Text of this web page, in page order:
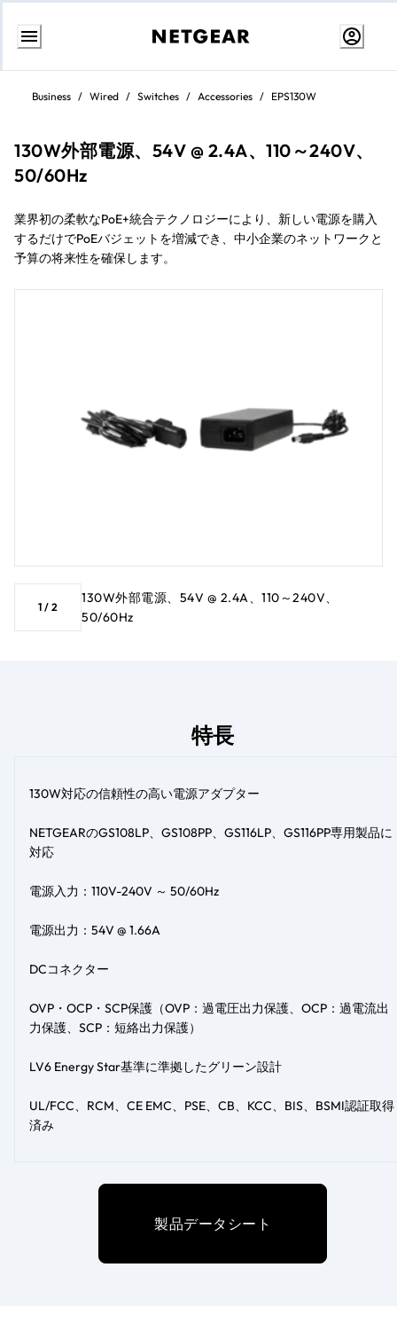
コ
Business / Wired / Switches / Accessories / EPS130W
130W外部電源、54V @ 2.4A、110～240V、
50/60Hz
業界初の柔軟なPoE+統合テクノロジーにより、新しい電源を購入
するだけでPoEバジェットを増減でき、中小企業のネットワークと
予算の将来性を確保します。
1 / 2
130W外部電源、54V @ 2.4A、110～240V、
50/60Hz
特長
130W対応の信頼性の高い電源アダプター
NETGEARのGS108LP、GS108PP、GS116LP、GS116PP専用製品に
対応
電源入力：110V-240V ～ 50/60Hz
電源出力：54V @ 1.66A
DCコネクター
OVP・OCP・SCP保護（OVP：過電圧出力保護、OCP：過電流出
力保護、SCP：短絡出力保護）
LV6 Energy Star基準に準拠したグリーン設計
UL/FCC、RCM、CE EMC、PSE、CB、KCC、BIS、BSMI認証取得
済み
製品データシート